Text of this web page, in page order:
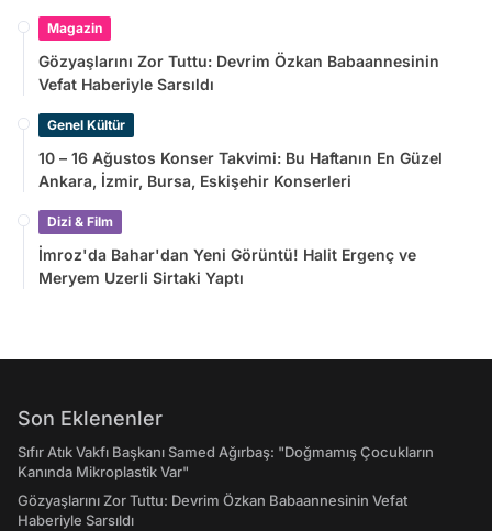
Magazin
Gözyaşlarını Zor Tuttu: Devrim Özkan Babaannesinin
Vefat Haberiyle Sarsıldı
Genel Kültür
10 – 16 Ağustos Konser Takvimi: Bu Haftanın En Güzel
Ankara, İzmir, Bursa, Eskişehir Konserleri
Dizi & Film
İmroz'da Bahar'dan Yeni Görüntü! Halit Ergenç ve
Meryem Uzerli Sirtaki Yaptı
Son Eklenenler
Sıfır Atık Vakfı Başkanı Samed Ağırbaş: "Doğmamış Çocukların
Kanında Mikroplastik Var"
Gözyaşlarını Zor Tuttu: Devrim Özkan Babaannesinin Vefat
Haberiyle Sarsıldı